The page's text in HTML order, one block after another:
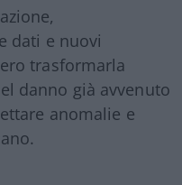
dati e nuovi
trasformarla
danno già avvenuto
anomalie e